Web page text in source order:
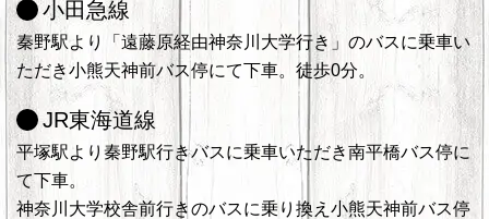
小田急線
秦野駅より「遠藤原経由神奈川大学行き」のバスに乗車い
ただき小熊天神前バス停にて下車。徒歩0分。
JR東海道線
平塚駅より秦野駅行きバスに乗車いただき南平橋バス停に
て下車。
神奈川大学校舎前行きのバスに乗り換え小熊天神前バス停